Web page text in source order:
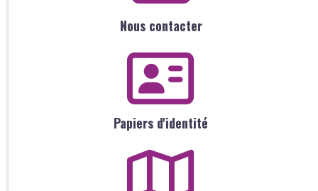
Nous contacter
Papiers d'identité